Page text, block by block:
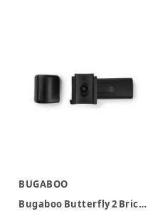
BUGABOO
Bugaboo Butterfly 2 Brickadapter